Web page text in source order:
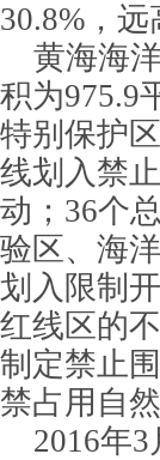
30.8%，
黄海海洋
积为975.9
特别保护
线划入禁
动；36个
验区、海
划入限制
红线区的
制定禁止
禁占用自
2016年3